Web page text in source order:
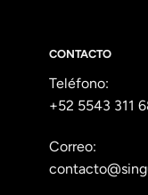
CONTACTO
Teléfono:
+52 5543 311
Correo: